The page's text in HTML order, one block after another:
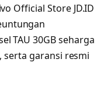
Official Store JD.ID
TAU 30GB seharga
serta garansi resmi